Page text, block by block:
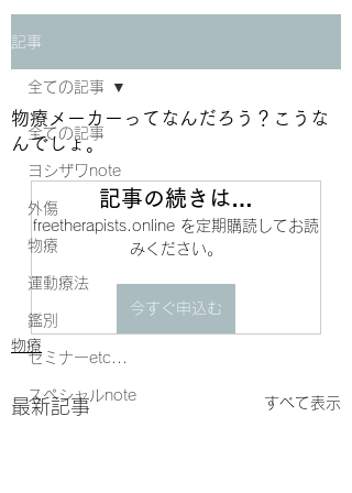
記事
全ての記事
ヨシザワnote
外傷
物療
運動療法
鑑別
セミナーetc...
スペシャルnote
全ての記事
物療メーカーってなんだろう？こうな
んでしょ。
記事の続きは…
freetherapists.online を定期購読してお読
みください。
今すぐ申込む
物療
最新記事 すべて表示